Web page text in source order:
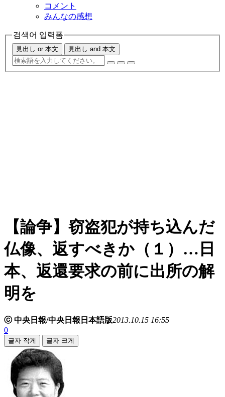
コメント
みんなの感想
검색어 입력폼
見出し or 本文 見出し and 本文
【論争】窃盗犯が持ち込んだ
仏像、返すべきか（１）…日
本、返還要求の前に出所の解
明を
ⓒ 中央日報/中央日報日本語版2013.10.15 16:55
0
글자 작게 글자 크게